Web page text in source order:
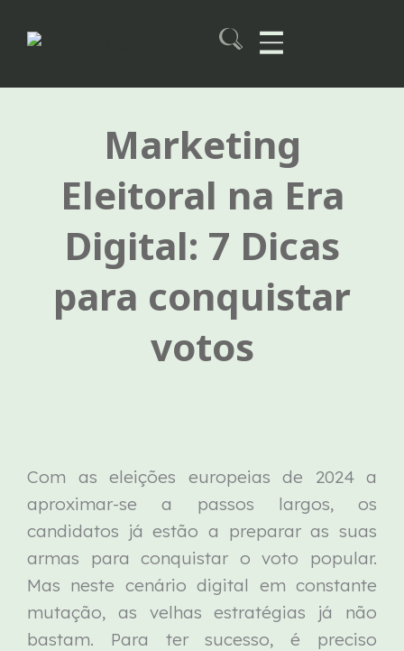
Marketing
Eleitoral na Era
Digital: 7 Dicas
para conquistar
votos
Com as eleições europeias de 2024 a
aproximar-se a passos largos, os
candidatos já estão a preparar as suas
armas para conquistar o voto popular.
Mas neste cenário digital em constante
mutação, as velhas estratégias já não
bastam. Para ter sucesso, é preciso